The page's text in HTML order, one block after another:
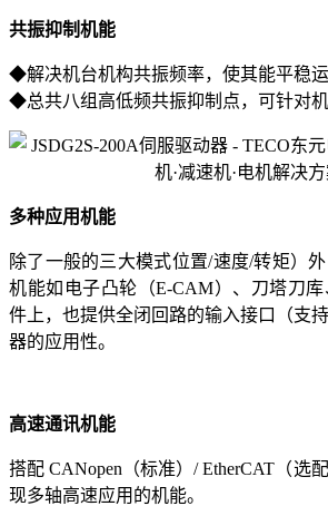
共振抑制机能
◆解决机台机构共振频率，使其能平稳运
◆总共八组高低频共振抑制点，可针对机
多种应用机能
除了一般的三大模式位置/速度/转矩）
机能如电子凸轮（E-CAM）、刀塔刀
件上，也提供全闭回路的输入接口（支
器的应用性。
高速通讯机能
搭配 CANopen（标准）/ EtherCAT（选
现多轴高速应用的机能。